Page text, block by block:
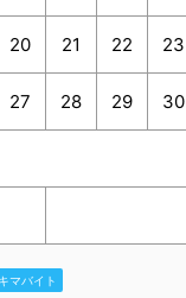
20 21 22 23
27 28 29 30
マバイト